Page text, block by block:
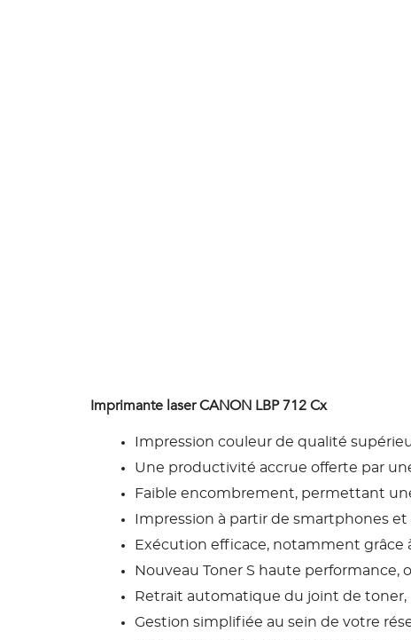
Imprimante laser CANON LBP 712 Cx
Impression couleur de qualité
Une productivité accrue offerte par
Faible encombrement, permettant
Impression à partir de smartphones
Exécution efficace, notamment grâce
Nouveau Toner S haute
Retrait automatique du joint de
Gestion simplifiée au sein de votre